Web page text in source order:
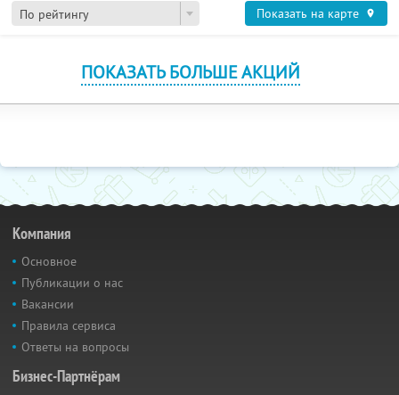
По рейтингу Показать на карте
ПОКАЗАТЬ БОЛЬШЕ АКЦИЙ
Компания
Основное
Публикации о нас
Вакансии
Правила сервиса
Ответы на вопросы
Бизнес-Партнёрам